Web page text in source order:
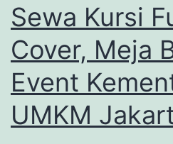
Sewa Kursi
Cover, Meja
Event
UMKM